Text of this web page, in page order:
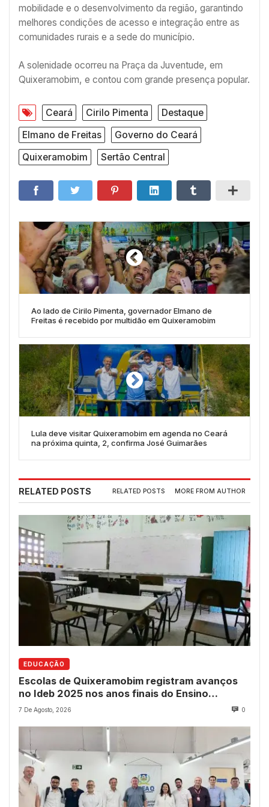
mobilidade e o desenvolvimento da região, garantindo
melhores condições de acesso e integração entre as
comunidades rurais e a sede do município.
A solenidade ocorreu na Praça da Juventude, em
Quixeramobim, e contou com grande presença popular.
Ceará Cirilo Pimenta
Destaque
Elmano de Freitas
Governo do Ceará
Quixeramobim
Sertão Central
Ao lado de Cirilo Pimenta, governador Elmano de
Freitas é recebido por multidão em Quixeramobim
Lula deve visitar Quixeramobim em agenda no Ceará
na próxima quinta, 2, confirma José Guimarães
RELATED POSTS RELATED POSTS MORE FROM AUTHOR
EDUCAÇÃO
Escolas de Quixeramobim registram avanços
no Ideb 2025 nos anos finais do Ensino
Fundamental
7 De Agosto, 2026 0